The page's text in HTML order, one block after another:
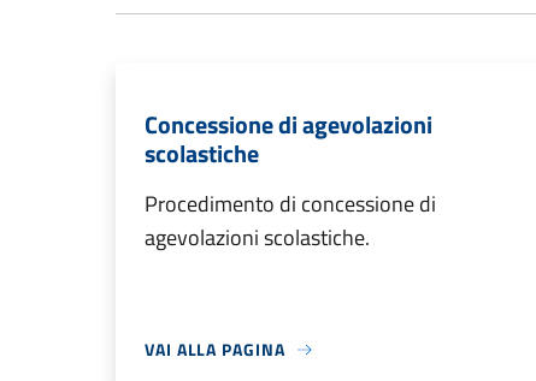
Concessione di agevolazioni
scolastiche
Procedimento di concessione di
agevolazioni scolastiche.
VAI ALLA PAGINA